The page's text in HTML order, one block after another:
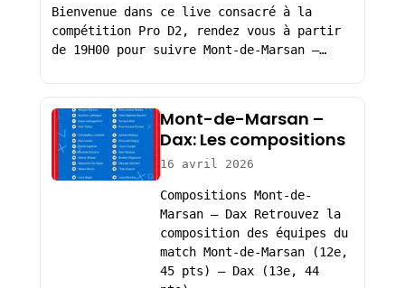
Bienvenue dans ce live consacré à la
compétition Pro D2, rendez vous à partir
de 19H00 pour suivre Mont-de-Marsan –…
Mont-de-Marsan –
Dax: Les compositions
16 avril 2026
Compositions Mont-de-
Marsan – Dax Retrouvez la
composition des équipes du
match Mont-de-Marsan (12e,
45 pts) – Dax (13e, 44